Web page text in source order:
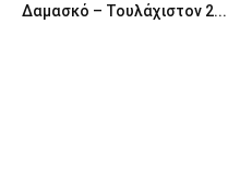
Δαμασκό – Τουλάχιστον 2...